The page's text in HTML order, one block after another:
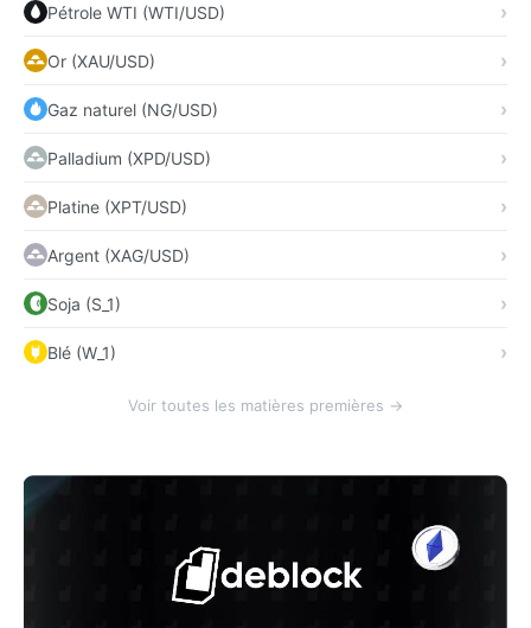
Pétrole WTI (WTI/USD)
Or (XAU/USD)
Gaz naturel (NG/USD)
Palladium (XPD/USD)
Platine (XPT/USD)
Argent (XAG/USD)
Soja (S_1)
Blé (W_1)
Voir toutes les matières premières →